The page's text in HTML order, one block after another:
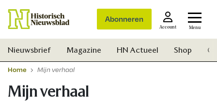
Abonneren
Account Menu
Nieuwsbrief Magazine HN Actueel Shop
Home Mijn verhaal
Mijn verhaal